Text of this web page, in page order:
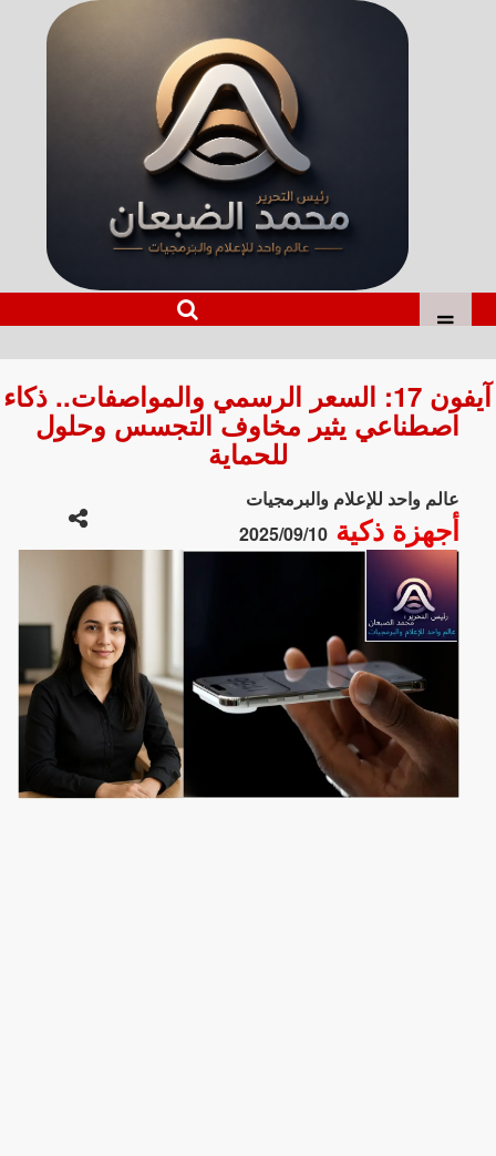
آيفون 17: السعر الرسمي والمواصفات.. ذكاء
اصطناعي يثير مخاوف التجسس وحلول
للحماية
عالم واحد للإعلام والبرمجيات
أجهزة ذكية2025/09/10